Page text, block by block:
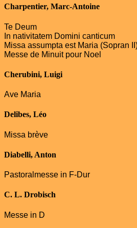
Charpentier, Marc-Antoine
Te Deum
In nativitatem Domini canticum
Missa assumpta est Maria (Sopran
Messe de Minuit pour Noel
Cherubini, Luigi
Ave Maria
Delibes, Léo
Missa brève
Diabelli, Anton
Pastoralmesse in F-Dur
C. L. Drobisch
Messe in D